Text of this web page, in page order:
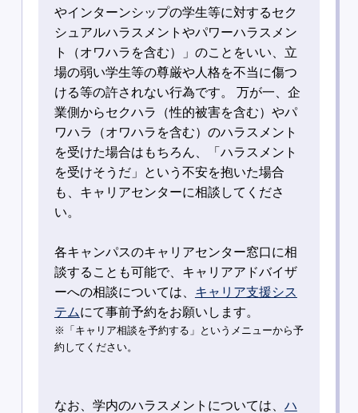
やインターンシップの学生等に対するセク
シュアルハラスメントやパワーハラスメン
ト（オワハラを含む）」のことをいい、立
場の弱い学生等の尊厳や人格を不当に傷つ
ける等の許されない行為です。 万が一、企
業側からセクハラ（性的被害を含む）やパ
ワハラ（オワハラを含む）のハラスメント
を受けた場合はもちろん、「ハラスメント
を受けそうだ」という不安を抱いた場合
も、キャリアセンターに相談してくださ
い。
各キャンパスのキャリアセンター窓口に相
談することも可能で、キャリアアドバイザ
ーへの相談については、 キャリア支援シス
テムにて事前予約をお願いします。
※「キャリア相談を予約する」というメニューから予
約してください。
なお、学内のハラスメントについては、 ハ